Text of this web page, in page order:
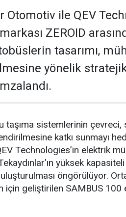
Otomotiv ile QEV
ZEROID
tasarımı,
yönelik
taşıma sistemlerinin çevreci,
katkı sunmayı
Technologies’in elektrik
Tekaydınlar’ın yüksek
öngörülüyor.
için geliştirilen SAMBUS